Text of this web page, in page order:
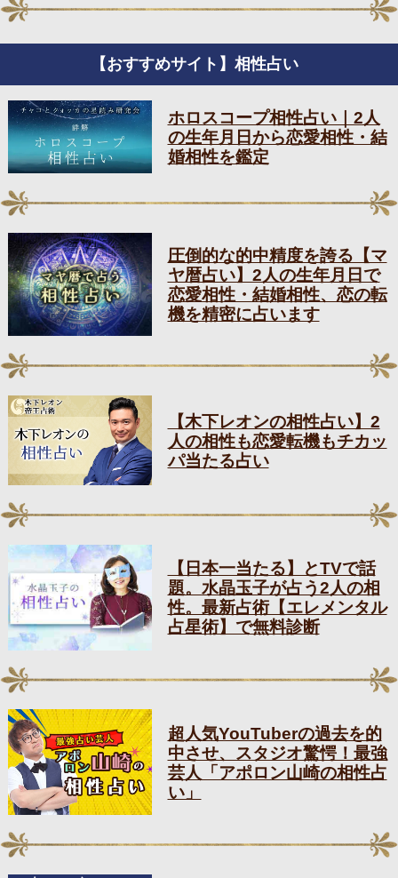
【おすすめサイト】相性占い
ホロスコープ相性占い｜2人
の生年月日から恋愛相性・結
婚相性を鑑定
圧倒的な的中精度を誇る【マ
ヤ暦占い】2人の生年月日で
恋愛相性・結婚相性、恋の転
機を精密に占います
【木下レオンの相性占い】2
人の相性も恋愛転機もチカッ
パ当たる占い
【日本一当たる】とTVで話
題。水晶玉子が占う2人の相
性。最新占術【エレメンタル
占星術】で無料診断
超人気YouTuberの過去を的
中させ、スタジオ驚愕！最強
芸人「アポロン山崎の相性占
い」